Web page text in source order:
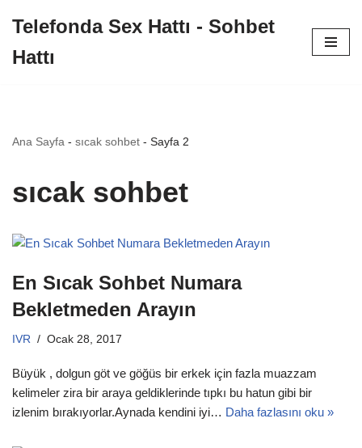
geç
Telefonda Sex Hattı - Sohbet
Hattı
Ana Sayfa - sıcak sohbet - Sayfa 2
sıcak sohbet
En Sıcak Sohbet Numara
Bekletmeden Arayın
IVR Ocak 28, 2017
Büyük , dolgun göt ve göğüs bir erkek için fazla muazzam
kelimeler zira bir araya geldiklerinde tıpkı bu hatun gibi bir
izlenim bırakıyorlar.Aynada kendini iyi… Daha fazlasını oku »